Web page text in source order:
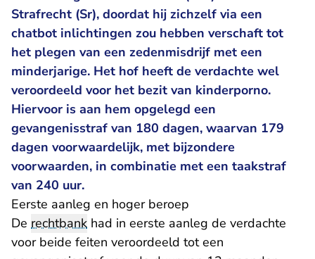
Strafrecht (Sr), doordat hij zichzelf via een
chatbot inlichtingen zou hebben verschaft tot
het plegen van een zedenmisdrijf met een
minderjarige. Het hof heeft de verdachte wel
veroordeeld voor het bezit van kinderporno.
Hiervoor is aan hem opgelegd een
gevangenisstraf van 180 dagen, waarvan 179
dagen voorwaardelijk, met bijzondere
voorwaarden, in combinatie met een taakstraf
van 240 uur.
Eerste aanleg en hoger beroep
De rechtbank had in eerste aanleg de verdachte
voor beide feiten veroordeeld tot een